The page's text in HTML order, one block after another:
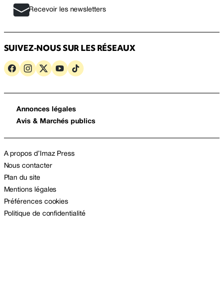
Recevoir les newsletters
SUIVEZ-NOUS SUR LES RÉSEAUX
Annonces légales
Avis & Marchés publics
A propos d’Imaz Press
Nous contacter
Plan du site
Mentions légales
Préférences cookies
Politique de confidentialité